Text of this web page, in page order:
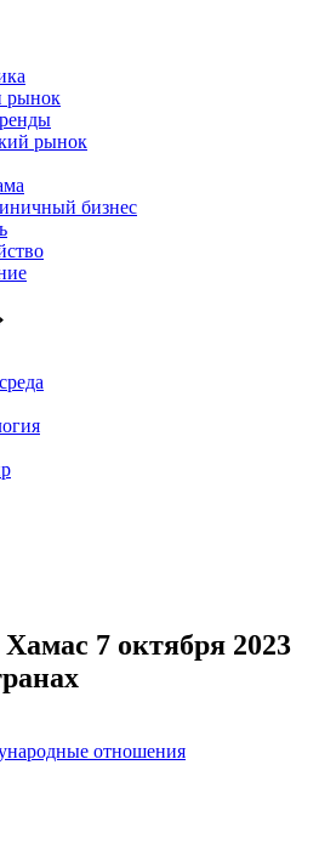
рынок
рынок
бизнес
7 октября 2023
отношения